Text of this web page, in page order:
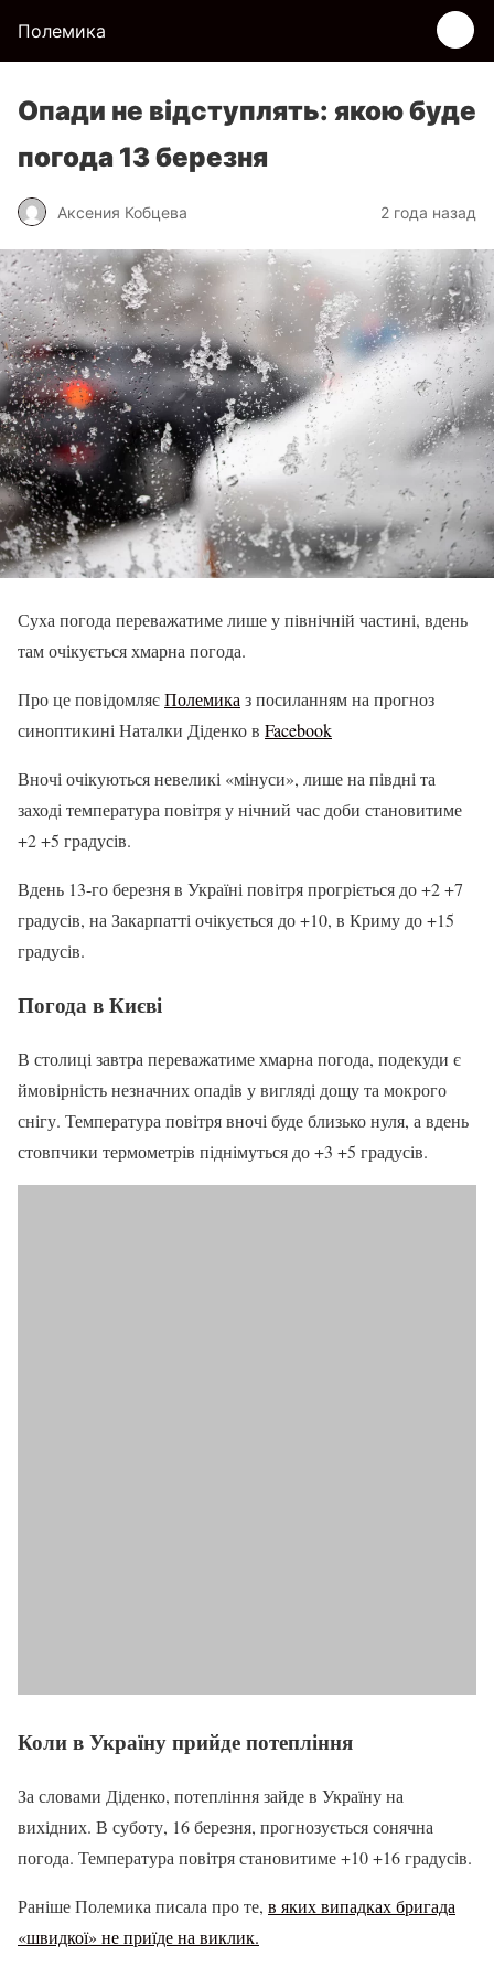
Полемика
Опади не відступлять: якою буде
погода 13 березня
Аксения Кобцева 2 года назад
Суха погода переважатиме лише у північній частині, вдень
там очікується хмарна погода.
Про це повідомляєПолемика з посиланням на прогноз
синоптикині Наталки Діденко в Facebook
Вночі очікуються невеликі «мінуси», лише на півдні та
заході температура повітря у нічний час доби становитиме
+2 +5 градусів.
Вдень 13-го березня в Україні повітря прогріється до +2 +7
градусів, на Закарпатті очікується до +10, в Криму до +15
градусів.
Погода в Києві
В столиці завтра переважатиме хмарна погода, подекуди є
ймовірність незначних опадів у вигляді дощу та мокрого
снігу. Температура повітря вночі буде близько нуля, а вдень
стовпчики термометрів піднімуться до +3 +5 градусів.
Коли в Україну прийде потепління
За словами Діденко, потепління зайде в Україну на
вихідних. В суботу, 16 березня, прогнозується сонячна
погода. Температура повітря становитиме +10 +16 градусів.
Раніше Полемика писала про те, в яких випадках бригада
«швидкої» не приїде на виклик.